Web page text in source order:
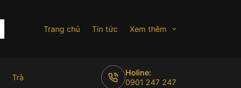
Trang chủ Tin tức Xem thêm
Trà
Holine:
0901 247 247